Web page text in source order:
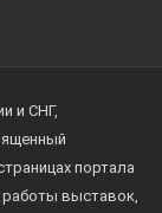
и СНГ,
портала
работы выставок,